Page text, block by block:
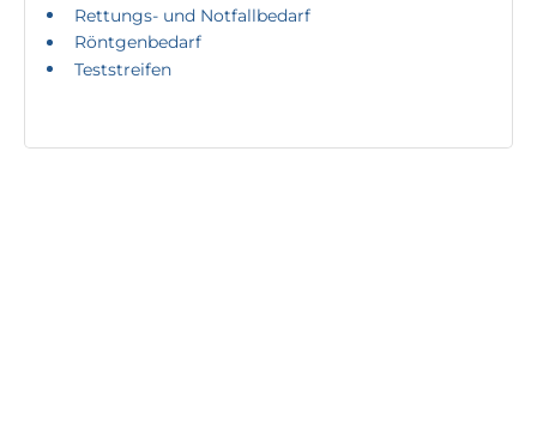
Rettungs- und Notfallbedarf
Röntgenbedarf
Teststreifen